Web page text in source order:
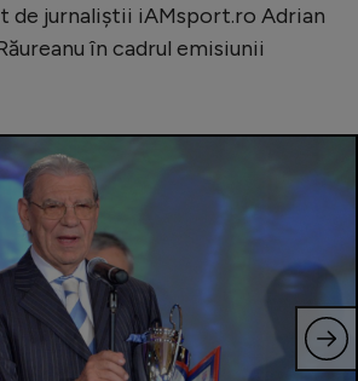
de jurnaliștii iAMsport.ro Adrian
în cadrul emisiunii